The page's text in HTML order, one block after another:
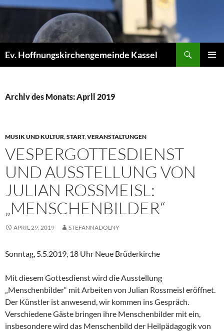
Zum
Ev. Hoffnungskirchengemeinde Kassel
Archiv des Monats: April 2019
MUSIK UND KULTUR,START,VERANSTALTUNGEN
VESPERGOTTESDIENST
UND AUSSTELLUNG VON
JULIAN ROSSMEISL:
„MENSCHENBILDER“
APRIL 29, 2019 STEFANNADOLNY
Sonntag, 5.5.2019, 18 Uhr Neue Brüderkirche
Mit diesem Gottesdienst wird die Ausstellung
„Menschenbilder“ mit Arbeiten von Julian Rossmeisl eröffnet.
Der Künstler ist anwesend, wir kommen ins Gespräch.
Verschiedene Gäste bringen ihre Menschenbilder mit ein,
insbesondere wird das Menschenbild der Heilpädagogik von